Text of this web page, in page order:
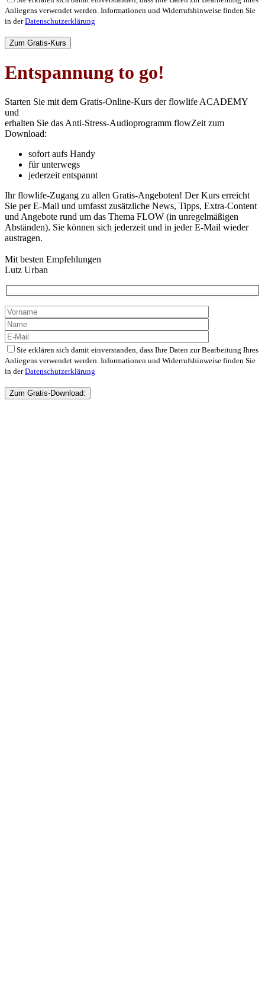
Anliegens verwendet werden. Informationen und Widerrufshinweise finden Sie
in derDatenschutzerklärung
lasse
leer.
Entspannung to go!
Starten Sie mit dem Gratis-Online-Kurs der flowlife ACADEMY
und
erhalten Sie das Anti-Stress-Audioprogramm flowZeit zum
Download:
sofort aufs Handy
für unterwegs
jederzeit entspannt
Ihr flowlife-Zugang zu allen Gratis-Angeboten! Der Kurs erreicht
Sie per E-Mail und umfasst zusätzliche News, Tipps, Extra-Content
und Angebote rund um das Thema FLOW (in unregelmäßigen
Abständen). Sie können sich jederzeit und in jeder E-Mail wieder
austragen.
Mit besten Empfehlungen
Lutz Urban
Sie erklären sich damit einverstanden, dass Ihre Daten zur Bearbeitung Ihres
Anliegens verwendet werden. Informationen und Widerrufshinweise finden Sie
in derDatenschutzerklärung
lasse